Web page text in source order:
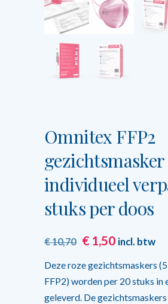
Omnitex FFP2
individueel
stuks per doos
€10,70 Oorspronkelijke
was:
€ 10,70.
€ 1,50Huidige
is:
€ 1,50.
incl. btw
Deze roze gezichtsmaskers
FFP2) worden per 20 stuks in
geleverd. De